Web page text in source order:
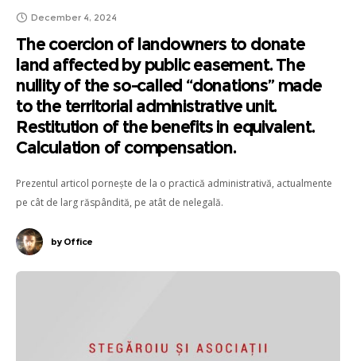
December 4, 2024
The coercion of landowners to donate
land affected by public easement. The
nullity of the so-called “donations” made
to the territorial administrative unit.
Restitution of the benefits in equivalent.
Calculation of compensation.
Prezentul articol pornește de la o practică administrativă, actualmente
pe cât de larg răspândită, pe atât de nelegală.
byOffice